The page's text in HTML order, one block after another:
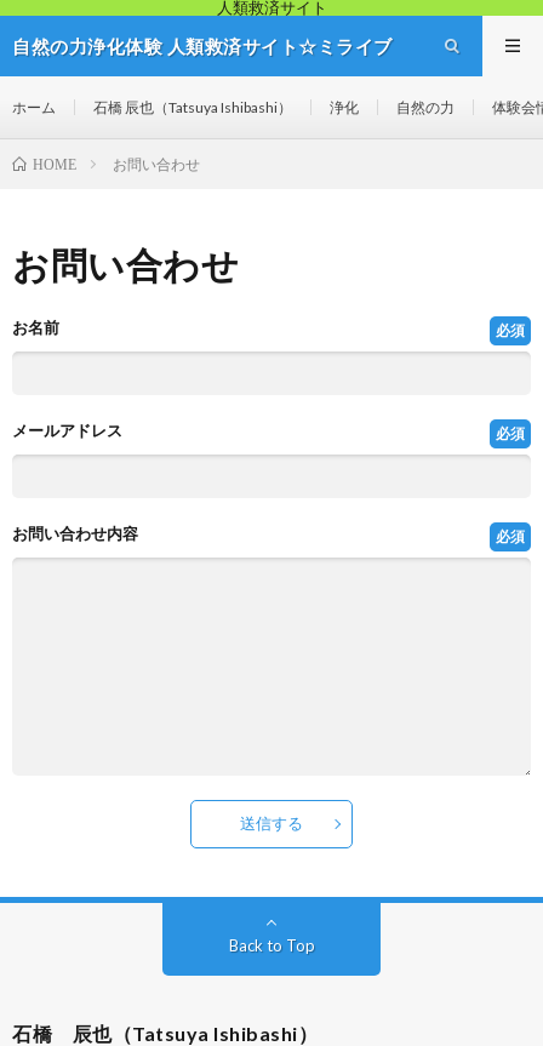
人類救済サイト
自然の力浄化体験 人類救済サイト☆ミライブ
ホーム 石橋 辰也（Tatsuya Ishibashi） 浄化 自然の力 体験会
HOME お問い合わせ
お問い合わせ
お名前 必須
メールアドレス 必須
お問い合わせ内容 必須
送信する
Back to Top
石橋 辰也（Tatsuya Ishibashi）